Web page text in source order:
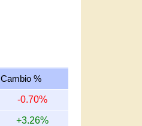
Cambio %
-0.70%
+3.26%